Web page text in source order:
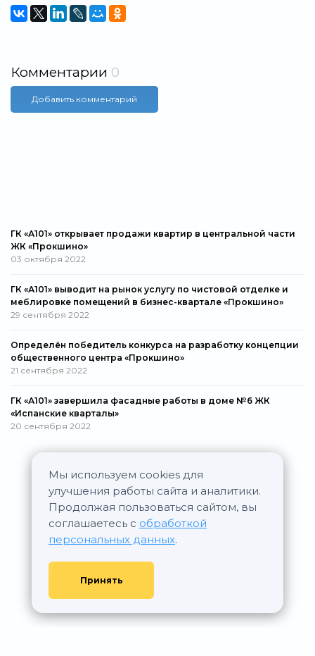
Мы используем cookies для
улучшения работы сайта и аналитики.
Продолжая пользоваться сайтом, вы
соглашаетесь с обработкой
персональных данных.
Принять
Комментарии 0
Добавить комментарий
ГК «А101» открывает продажи квартир в центральной части
ЖК «Прокшино»
03 октября 2022
ГК «А101» выводит на рынок услугу по чистовой отделке и
меблировке помещений в бизнес-квартале «Прокшино»
29 сентября 2022
Определён победитель конкурса на разработку концепции
общественного центра «Прокшино»
21 сентября 2022
ГК «А101» завершила фасадные работы в доме №6 ЖК
«Испанские кварталы»
20 сентября 2022
Все новости